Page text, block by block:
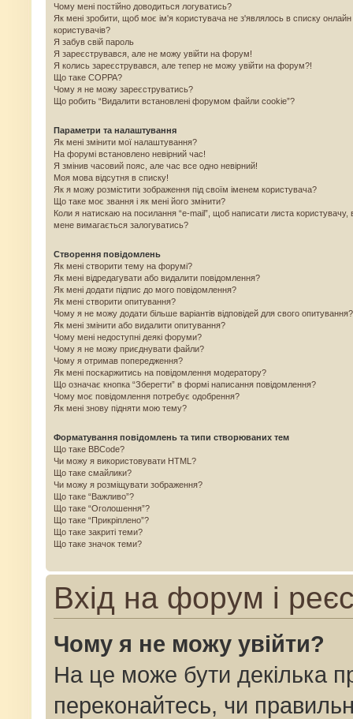
Чому мені постійно доводиться логуватись?
Як мені зробити, щоб моє ім'я користувача не з'являлось в списку онлайн
користувачів?
Я забув свій пароль
Я зареєструвався, але не можу увійти на форум!
Я колись зареєструвався, але тепер не можу увійти на форум?!
Що таке COPPA?
Чому я не можу зареєструватись?
Що робить “Видалити встановлені форумом файли cookie”?
Параметри та налаштування
Як мені змінити мої налаштування?
На форумі встановлено невірний час!
Я змінив часовий пояс, але час все одно невірний!
Моя мова відсутня в списку!
Як я можу розмістити зображення під своїм іменем користувача?
Що таке моє звання і як мені його змінити?
Коли я натискаю на посилання “e-mail”, щоб написати листа користувачу,
мене вимагається залогуватись?
Створення повідомлень
Як мені створити тему на форумі?
Як мені відредагувати або видалити повідомлення?
Як мені додати підпис до мого повідомлення?
Як мені створити опитування?
Чому я не можу додати більше варіантів відповідей для свого опитування?
Як мені змінити або видалити опитування?
Чому мені недоступні деякі форуми?
Чому я не можу приєднувати файли?
Чому я отримав попередження?
Як мені поскаржитись на повідомлення модератору?
Що означає кнопка “Зберегти” в формі написання повідомлення?
Чому моє повідомлення потребує одобрення?
Як мені знову підняти мою тему?
Форматування повідомлень та типи створюваних тем
Що таке BBCode?
Чи можу я використовувати HTML?
Що таке смайлики?
Чи можу я розміщувати зображення?
Що таке “Важливо”?
Що таке “Оголошення”?
Що таке “Прикріплено”?
Що таке закриті теми?
Що таке значок теми?
Вхід на форум і
Чому я не можу увійти?
На це може бути декілька
переконайтесь, чи